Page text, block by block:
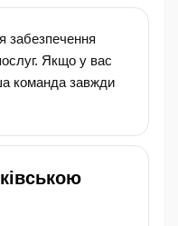
забезпечення
Якщо у вас
команда завжди